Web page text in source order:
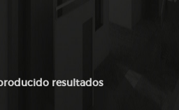
resultados